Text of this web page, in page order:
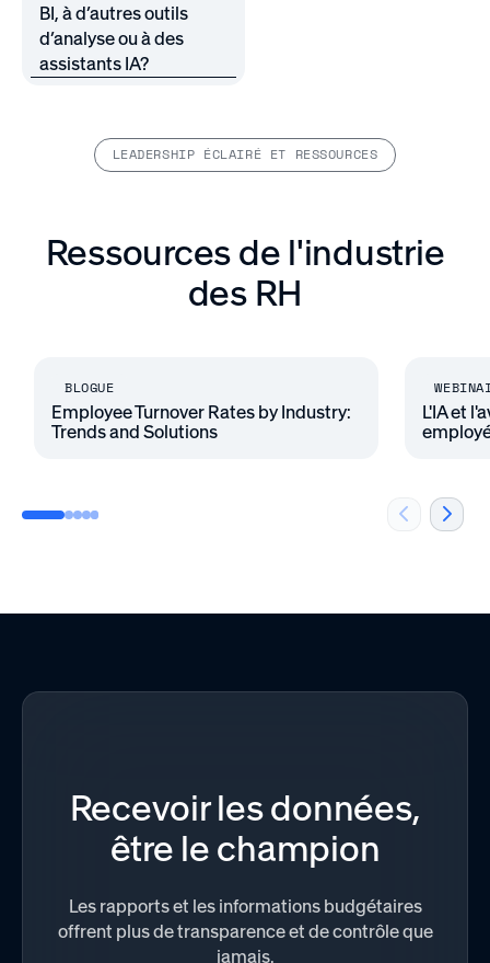
BI, à d’autres outils
d’analyse ou à des
assistants IA?
LEADERSHIP ÉCLAIRÉ ET RESSOURCES
Ressources de l'industrie
des RH
BLOGUE
Employee Turnover Rates by Industry:
Trends and Solutions
L'IA et
Recevoir les données,
être le champion
Les rapports et les informations budgétaires
offrent plus de transparence et de contrôle que
jamais.